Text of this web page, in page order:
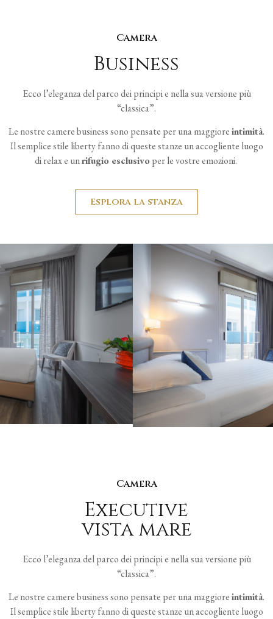
Camera
Business
Ecco l’eleganza del parco dei principi e nella sua versione più
“classica”.
Le nostre camere business sono pensate per una maggioreintimità.
Il semplice stile liberty fanno di queste stanze un accogliente luogo
di relax e unrifugio esclusivoper le vostre emozioni.
Esplora la stanza
Camera
Executive
vista mare
Ecco l’eleganza del parco dei principi e nella sua versione più
“classica”.
Le nostre camere business sono pensate per una maggioreintimità.
Il semplice stile liberty fanno di queste stanze un accogliente luogo